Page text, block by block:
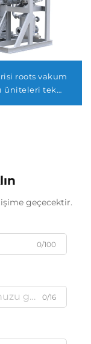
roots vakum
üniteleri tek
geçecektir.
0/100
0/16